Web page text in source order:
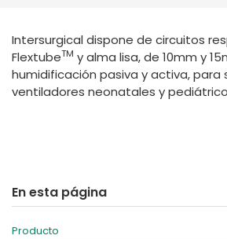
International English
Intersurgical dispone de circuitos
FlextubeTM y alma lisa, de 10mm y
humidificación pasiva y activa, para
ventiladores neonatales y
En esta página
Producto